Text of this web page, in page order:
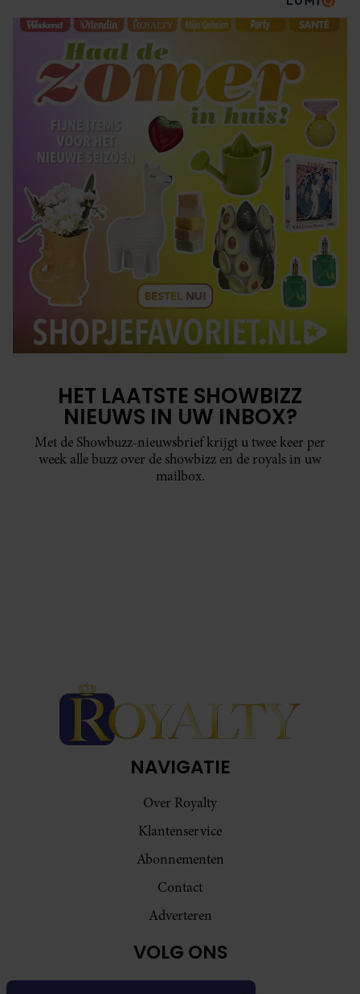
HET LAATSTE SHOWBIZZ
NIEUWS IN UW INBOX?
Met de Showbuzz-nieuwsbrief krijgt u twee keer per
week alle buzz over de showbizz en de royals in uw
mailbox.
NAVIGATIE
Over Royalty
Klantenservice
Abonnementen
Contact
Adverteren
VOLG ONS